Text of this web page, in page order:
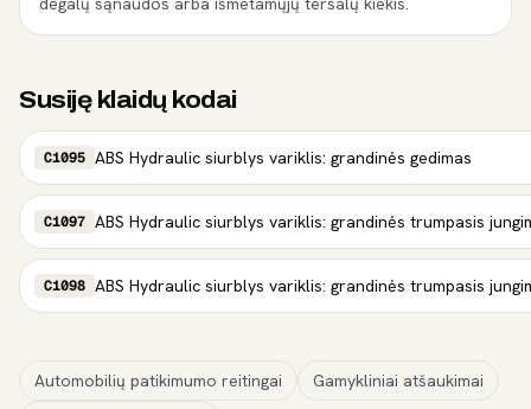
Susiję klaidų kodai
C1095 ABS Hydraulic siurblys variklis: grandinės gedimas
C1097 ABS Hydraulic siurblys variklis: grandinės trumpasis
C1098 ABS Hydraulic siurblys variklis: grandinės trumpasis
Automobilių patikimumo reitingai
Gamykliniai atšaukimai